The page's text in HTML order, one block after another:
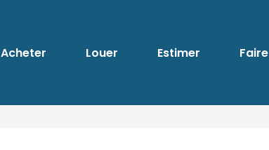
Acheter Louer Estimer